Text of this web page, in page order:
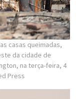
casas queimadas,
da cidade de
na terça-feira, 4
Press